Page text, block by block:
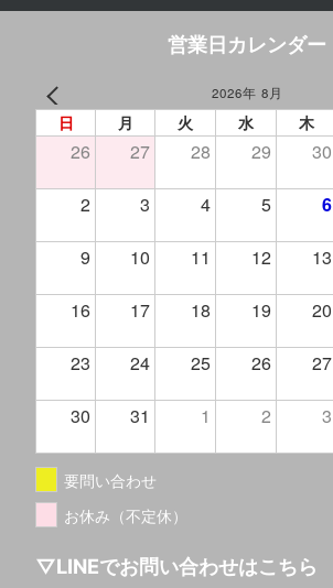
営業日カレンダー
2026年 8月
日 月 火 水 木
26 27 28 29 30
2 3 4 5 6
9 10 11 12 13
16 17 18 19 20
23 24 25 26 27
30 31 1 2 3
要問い合わせ
お休み（不定休）
▽LINEでお問い合わせはこちら